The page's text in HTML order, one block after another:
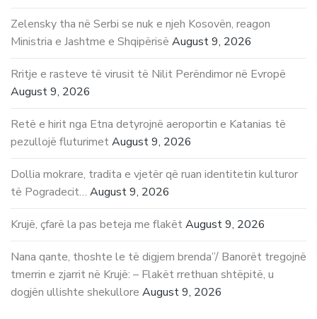
Zelensky tha në Serbi se nuk e njeh Kosovën, reagon
Ministria e Jashtme e Shqipërisë August 9, 2026
Rritje e rasteve të virusit të Nilit Perëndimor në Evropë
August 9, 2026
Retë e hirit nga Etna detyrojnë aeroportin e Katanias të
pezullojë fluturimetAugust 9, 2026
Dollia mokrare, tradita e vjetër që ruan identitetin kulturor
të Pogradecit… August 9, 2026
Krujë, çfarë la pas beteja me flakëtAugust 9, 2026
Nana qante, thoshte le të digjem brenda”/ Banorët tregojnë
tmerrin e zjarrit në Krujë: – Flakët rrethuan shtëpitë, u
dogjën ullishte shekullore August 9, 2026